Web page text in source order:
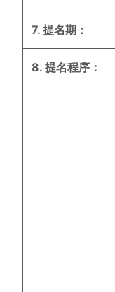
7. 提名期：
8. 提名程序：